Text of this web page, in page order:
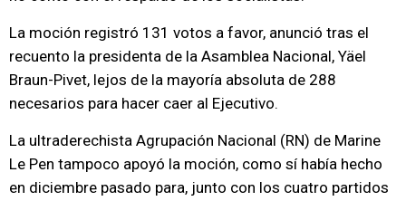
La moción registró 131 votos a favor, anunció tras el
recuento la presidenta de la Asamblea Nacional, Yäel
Braun-Pivet, lejos de la mayoría absoluta de 288
necesarios para hacer caer al Ejecutivo.
La ultraderechista Agrupación Nacional (RN) de Marine
Le Pen tampoco apoyó la moción, como sí había hecho
en diciembre pasado para, junto con los cuatro partidos